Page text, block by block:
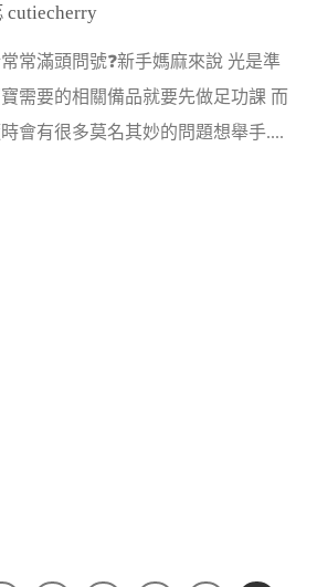
cutiecherry
常滿頭問號❓新手媽麻來說 光是準
需要的相關備品就要先做足功課 而
時會有很多莫名其妙的問題想舉手....